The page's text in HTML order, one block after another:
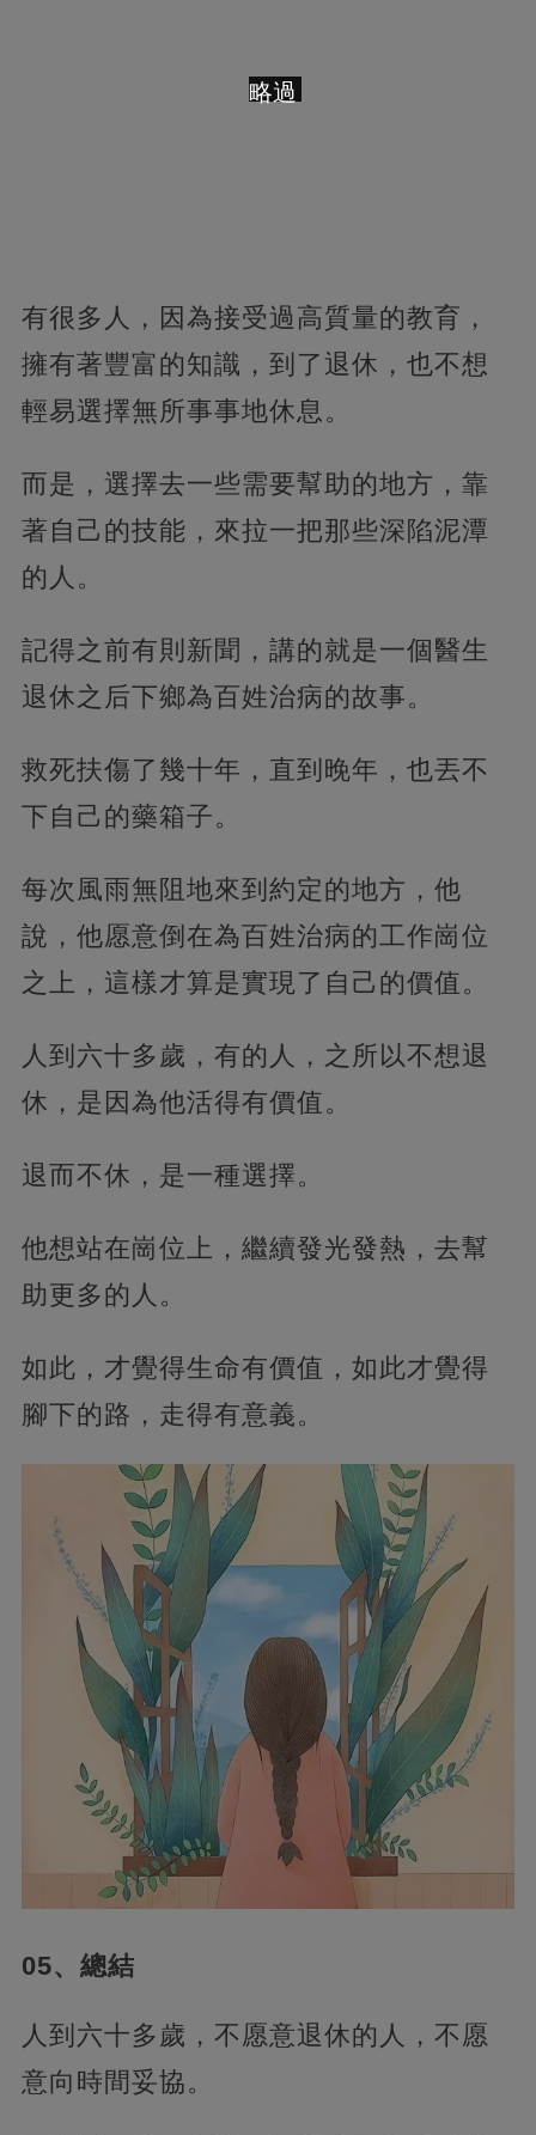
有很多人，因為接受過高質量的教育，
擁有著豐富的知識，到了退休，也不想
輕易選擇無所事事地休息。
而是，選擇去一些需要幫助的地方，靠
著自己的技能，來拉一把那些深陷泥潭
的人。
記得之前有則新聞，講的就是一個醫生
退休之后下鄉為百姓治病的故事。
救死扶傷了幾十年，直到晚年，也丟不
下自己的藥箱子。
每次風雨無阻地來到約定的地方，他
說，他愿意倒在為百姓治病的工作崗位
之上，這樣才算是實現了自己的價值。
人到六十多歲，有的人，之所以不想退
休，是因為他活得有價值。
退而不休，是一種選擇。
他想站在崗位上，繼續發光發熱，去幫
助更多的人。
如此，才覺得生命有價值，如此才覺得
腳下的路，走得有意義。
05、總結
人到六十多歲，不愿意退休的人，不愿
意向時間妥協。
略過